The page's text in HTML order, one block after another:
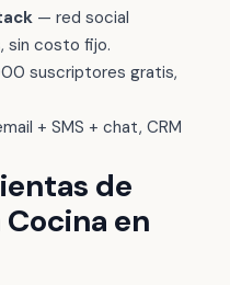
— red social
sin costo fijo.
suscriptores gratis,
+ SMS + chat, CRM
de
en